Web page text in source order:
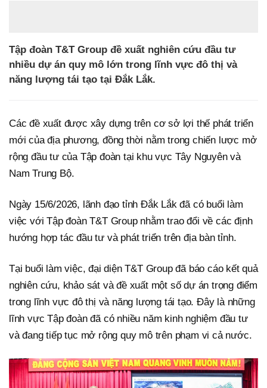
Tập đoàn T&T Group đề xuất nghiên cứu đầu tư
nhiều dự án quy mô lớn trong lĩnh vực đô thị và
năng lượng tái tạo tại Đắk Lắk.
Các đề xuất được xây dựng trên cơ sở lợi thế phát triển
mới của địa phương, đồng thời nằm trong chiến lược mở
rộng đầu tư của Tập đoàn tại khu vực Tây Nguyên và
Nam Trung Bộ.
Ngày 15/6/2026, lãnh đạo tỉnh Đắk Lắk đã có buổi làm
việc với Tập đoàn T&T Group nhằm trao đổi về các định
hướng hợp tác đầu tư và phát triển trên địa bàn tỉnh.
Tại buổi làm việc, đại diện T&T Group đã báo cáo kết quả
nghiên cứu, khảo sát và đề xuất một số dự án trọng điểm
trong lĩnh vực đô thị và năng lượng tái tạo. Đây là những
lĩnh vực Tập đoàn đã có nhiều năm kinh nghiệm đầu tư
và đang tiếp tục mở rộng quy mô trên phạm vi cả nước.